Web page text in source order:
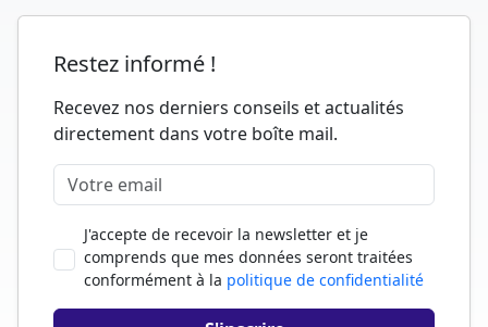
Restez informé !
Recevez nos derniers conseils et actualités
directement dans votre boîte mail.
J'accepte de recevoir la newsletter et je
comprends que mes données seront traitées
conformément à la politique de confidentialité